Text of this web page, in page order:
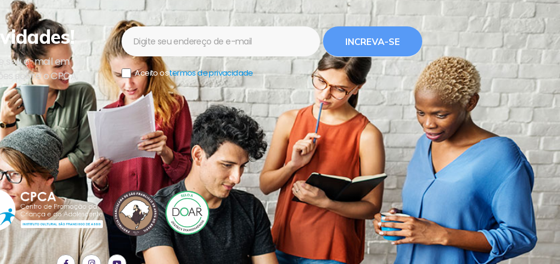
seu e-mail em
sobre o CPCA,
Newsletter
Aceito ostermos de privacidade.
INCREVA-SE